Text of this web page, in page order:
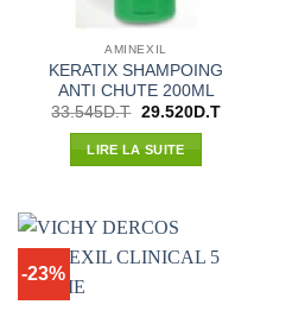
AMINEXIL
KERATIX SHAMPOING
ANTI CHUTE 200ML
33.545D.T Le
initial
était :
29.520D.TLe
LIRE LA SUITE
-23%